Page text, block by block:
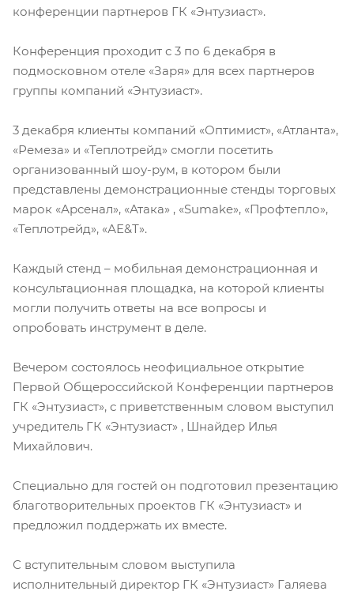
конференции партнеров ГК «Энтузиаст».
Конференция проходит с 3 по 6 декабря в
подмосковном отеле «Заря» для всех партнеров
группы компаний «Энтузиаст».
3 декабря клиенты компаний «Оптимист», «Атланта»,
«Ремеза» и «Теплотрейд» смогли посетить
организованный шоу-рум, в котором были
представлены демонстрационные стенды торговых
марок «Арсенал», «Атака» , «Sumake», «Профтепло»,
«Теплотрейд», «АЕ&Т».
Каждый стенд – мобильная демонстрационная и
консультационная площадка, на которой клиенты
могли получить ответы на все вопросы и
опробовать инструмент в деле.
Вечером состоялось неофициальное открытие
Первой Общероссийской Конференции партнеров
ГК «Энтузиаст», с приветственным словом выступил
учредитель ГК «Энтузиаст» , Шнайдер Илья
Михайлович.
Специально для гостей он подготовил презентацию
благотворительных проектов ГК «Энтузиаст» и
предложил поддержать их вместе.
С вступительным словом выступила
исполнительный директор ГК «Энтузиаст» Галяева